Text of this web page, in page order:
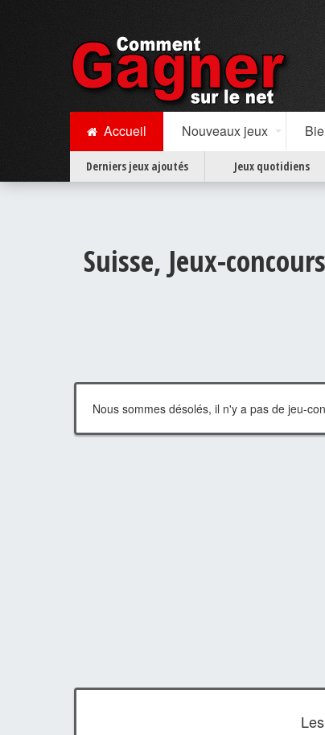
Accueil Nouveaux jeux
Derniers jeux ajoutés Jeux quotidiens
Suisse, Jeux-
Nous sommes désolés, il n'y a pas de jeu-